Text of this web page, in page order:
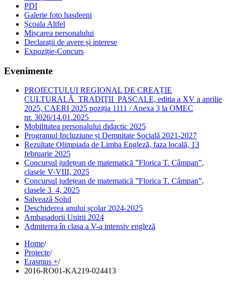
PDI
Galerie foto hasdeeni
Școala Altfel
Mișcarea personalului
Declarații de avere și interese
Expoziție-Concurs
Evenimente
PROIECTULUI REGIONAL DE CREAȚIE
CULTURALĂ TRADIŢII PASCALE, editia a XV a aprilie
2025, CAERI 2025 poziția 1111 / Anexa 3 la OMEC
nr. 3026/14.01.2025
Mobilitatea personalului didactic 2025
Programul Incluziune și Demnitate Socială 2021-2027
Rezultate Olimpiada de Limba Engleză, faza locală, 13
februarie 2025
Concursul județean de matematică ”Florica T. Câmpan”,
clasele V-VIII, 2025
Concursul județean de matematică ”Florica T. Câmpan”,
clasele 3_4, 2025
Salvează Solul
Deschiderea anului școlar 2024-2025
Ambasadorii Unirii 2024
Admiterea în clasa a V-a intensiv engleză
Home/
Proiecte/
Erasmus +/
2016-RO01-KA219-024413